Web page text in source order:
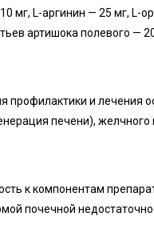
мг, L-аргинин — 25 мг, L-
артишока полевого —
профилактики и лечения
печени),
к компонентам
почечной